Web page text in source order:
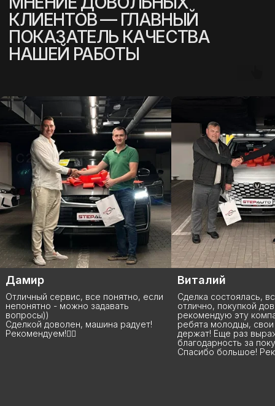
Виталий
Сделка состоялась, все прошло
отлично, покупкой доволен,
рекомендую эту компанию StepAuto,
ребята молодцы, свои слова
держат! Еще раз выражаю свою
Анна
Данную компанию
покупаю у них уже
что хочу сказать:
вы лучшие, я бы
высшем уровне,
машины до сделки
дальнейшей
УСПЕШНЫЕ ИСТОРИИ)